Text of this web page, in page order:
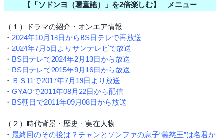
【「ソドンヨ（薯童謠）」を2倍楽しむ】 メニュー
（１）ドラマの紹介・オンエア情報
・ 2024年10月18日からBS日テレで再放送
・ 2024年7月5日よりサンテレビで放送
・ BS日テレで2024年2月13日から放送
・ BS日テレで2015年9月16日から放送
・ ＢＳ11で2017年7月19日より放送
・ GYAOで2011年08月22日から配信
・ BS朝日で2011年09月08日から放送
（２）時代背景・歴史・実在人物
・ 最終回のその後は？チャンとソンファの息子“義慈王”は名君か